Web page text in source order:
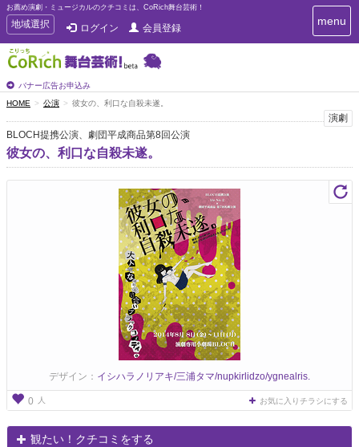
お薦め演劇・ミュージカルのクチコミは、CoRich舞台芸術！
T
o
g
g
e
n
a
v
i
g
地域選択 ログイン 会員登録
バナー広告お申込み
T
o
i
g
menu
HOME 公演 彼女の、利口な自殺未遂。
演劇
BLOCH提携公演、劇団平成商品第8回公演
彼女の、利口な自殺未遂。
デザイン： イシハラノリアキ/三浦タマ/nupkirlidzo/ygnealris.
0 人 お気に入りチラシにする
観たい！クチコミをする